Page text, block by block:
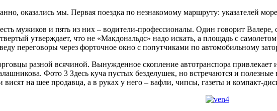
оказались мы. Первая поездка по незнакомому маршруту: указателей
мужиков и пять из них – водители-профессионалы. Один говорит Валере,
утверждает, что не «Макдональдс» надо искать, а площадь с
переговоры через форточное окно с попутчиками по автомобильному
разной всячиной. Вынужденное скопление автотранспора
Фото 3 Здесь куча пустых безделушек, но встречаются и
на шее продавца, а в руках у него – вафли, чипсы, газеты и компакт-